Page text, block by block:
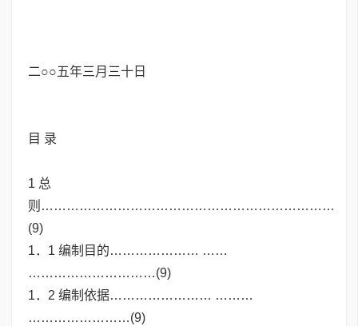
二○○五年三月三十日
目 录
1 总
则……………………………………………………………
(9)
1．1 编制目的………………… ……
…………………………(9)
1．2 编制依据…………………… ………
……………………(9)